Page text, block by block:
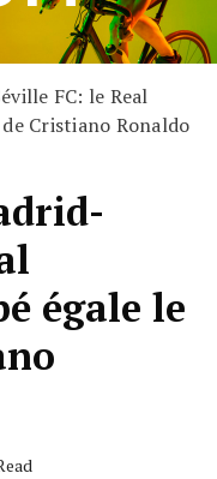
FC: le Real
Cristiano Ronaldo
égale le